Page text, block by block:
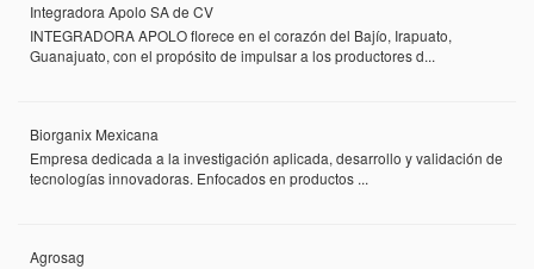
Integradora Apolo SA de CV
INTEGRADORA APOLO florece en el corazón del Bajío, Irapuato,
Guanajuato, con el propósito de impulsar a los productores d...
Biorganix Mexicana
Empresa dedicada a la investigación aplicada, desarrollo y validación de
tecnologías innovadoras. Enfocados en productos ...
Agrosag